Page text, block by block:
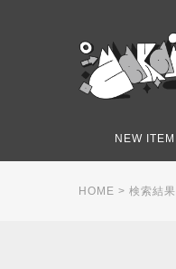
NEW ITEM
HOME > 検索結果